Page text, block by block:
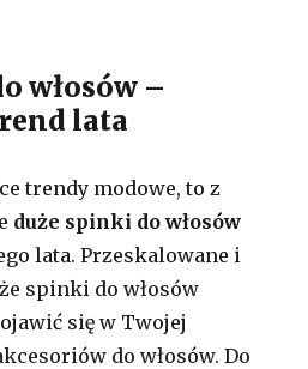
włosów –
lata
trendy modowe, to z
duże spinki do włosów
lata. Przeskalowane i
spinki do włosów
się w Twojej
do włosów. Do